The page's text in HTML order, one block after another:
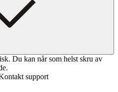
Du kan når som helst skru av
support